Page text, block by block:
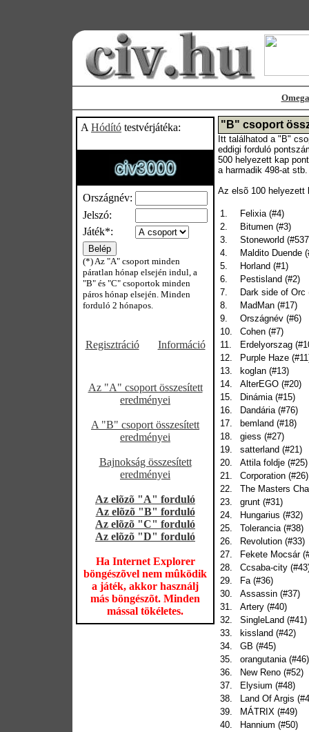
A Hódító testvérjátéka:
Országnév:
Jelszó:
Játék*:
(*) Az "A" csoport minden
páratlan hónap elsején indul, a
"B" és "C" csoportok minden
páros hónap elsején. Minden
forduló 2 hónapos.
Regisztráció Információ
Az "A" csoport összesített
eredményei
A "B" csoport összesített
eredményei
Bajnokság összesített
eredményei
Az elõzõ "A" forduló
Az elõzõ "B" forduló
Az elõzõ "C" forduló
Az elõzõ "D" forduló
Ha Internet Explorer
böngészõvel nem mûködik
a játék, akkor használj
más böngészõt. Minden
mással tökéletes.
"B" csoport
Itt találhatod a "B"
eddigi forduló
500 helyezett kap
a harmadik 498-at stb.
Az elsõ 100 helyezett
1.
Felixia (#4)
2.
Bitumen (#3)
3.
Stoneworld
4.
Maldito Duende
5.
Horland (#1)
6.
Pestisland (#2)
7.
Dark side of Orc
8.
MadMan (#17)
9.
Országnév (#6)
10.
Cohen (#7)
11.
Erdelyorszag
12.
Purple Haze
13.
koglan (#13)
14.
AlterEGO (#20)
15.
Dinámia (#15)
16.
Dandária (#76)
17.
bemland (#18)
18.
giess (#27)
19.
satterland (#21)
20.
Attila foldje (#25)
21.
Corporation (#26)
22.
The Masters
23.
grunt (#31)
24.
Hungarius (#32)
25.
Tolerancia (#38)
26.
Revolution (#33)
27.
Fekete Mocsár
28.
Ccsaba-city
29.
Fa (#36)
30.
Assassin (#37)
31.
Artery (#40)
32.
SingleLand (#41)
33.
kissland (#42)
34.
GB (#45)
35.
orangutania (#46)
36.
New Reno (#52)
37.
Elysium (#48)
38.
Land Of Argis
39.
MÁTRIX (#49)
40.
Hannium (#50)